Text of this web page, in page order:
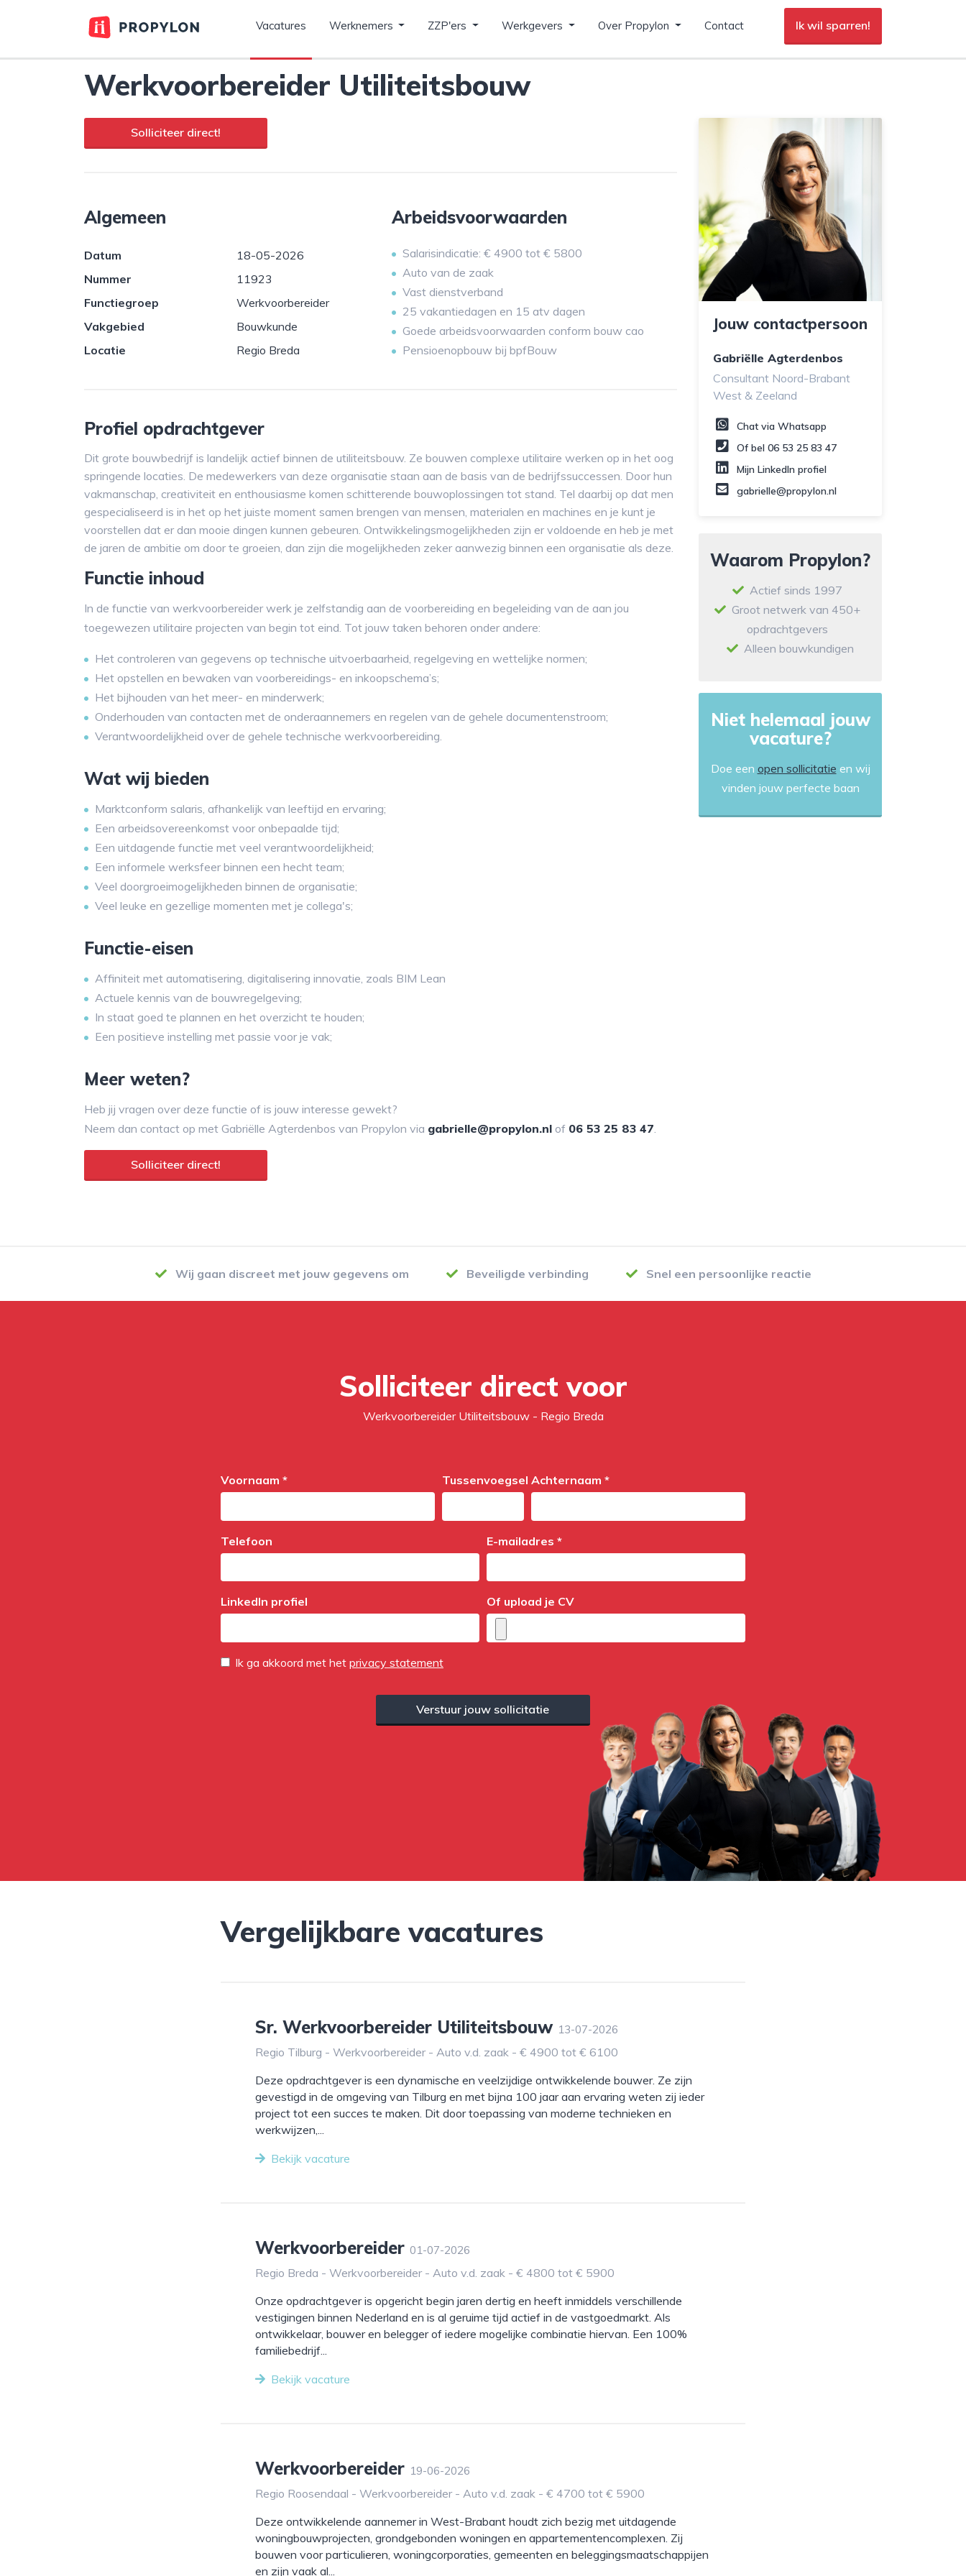
Vacatures Werknemers ZZP'ers Werkgevers Over Propylon Contact Ik wil sparren!
Werkvoorbereider Utiliteitsbouw
Solliciteer direct!
Algemeen
Datum
18-05-2026
Nummer
11923
Functiegroep
Werkvoorbereider
Vakgebied
Bouwkunde
Locatie
Regio Breda
Arbeidsvoorwaarden
Salarisindicatie: € 4900 tot € 5800
Auto van de zaak
Vast dienstverband
25 vakantiedagen en 15 atv dagen
Goede arbeidsvoorwaarden conform bouw cao
Pensioenopbouw bij bpfBouw
Profiel opdrachtgever
Dit grote bouwbedrijf is landelijk actief binnen de utiliteitsbouw. Ze bouwen complexe utilitaire werken op in het oog
springende locaties. De medewerkers van deze organisatie staan aan de basis van de bedrijfssuccessen. Door hun
vakmanschap, creativiteit en enthousiasme komen schitterende bouwoplossingen tot stand. Tel daarbij op dat men
gespecialiseerd is in het op het juiste moment samen brengen van mensen, materialen en machines en je kunt je
voorstellen dat er dan mooie dingen kunnen gebeuren. Ontwikkelingsmogelijkheden zijn er voldoende en heb je met
de jaren de ambitie om door te groeien, dan zijn die mogelijkheden zeker aanwezig binnen een organisatie als deze.
Functie inhoud
In de functie van werkvoorbereider werk je zelfstandig aan de voorbereiding en begeleiding van de aan jou
toegewezen utilitaire projecten van begin tot eind. Tot jouw taken behoren onder andere:
Het controleren van gegevens op technische uitvoerbaarheid, regelgeving en wettelijke normen;
Het opstellen en bewaken van voorbereidings- en inkoopschema’s;
Het bijhouden van het meer- en minderwerk;
Onderhouden van contacten met de onderaannemers en regelen van de gehele documentenstroom;
Verantwoordelijkheid over de gehele technische werkvoorbereiding.
Wat wij bieden
Marktconform salaris, afhankelijk van leeftijd en ervaring;
Een arbeidsovereenkomst voor onbepaalde tijd;
Een uitdagende functie met veel verantwoordelijkheid;
Een informele werksfeer binnen een hecht team;
Veel doorgroeimogelijkheden binnen de organisatie;
Veel leuke en gezellige momenten met je collega's;
Functie-eisen
Affiniteit met automatisering, digitalisering innovatie, zoals BIM Lean
Actuele kennis van de bouwregelgeving;
In staat goed te plannen en het overzicht te houden;
Een positieve instelling met passie voor je vak;
Meer weten?
Heb jij vragen over deze functie of is jouw interesse gewekt?
Neem dan contact op met Gabriëlle Agterdenbos van Propylon via gabrielle@propylon.nl of 06 53 25 83 47.
Solliciteer direct!
Jouw contactpersoon
Gabriëlle Agterdenbos
Consultant Noord-Brabant
West & Zeeland
Chat via Whatsapp
Of bel 06 53 25 83 47
Mijn LinkedIn profiel
gabrielle@propylon.nl
Waarom Propylon?
Actief sinds 1997
Groot netwerk van 450+
opdrachtgevers
Alleen bouwkundigen
Niet helemaal jouw
vacature?
Doe een open sollicitatie en wij
vinden jouw perfecte baan
Wij gaan discreet met jouw gegevens om Beveiligde verbinding Snel een persoonlijke reactie
Solliciteer direct voor
Werkvoorbereider Utiliteitsbouw - Regio Breda
Voornaam * Tussenvoegsel Achternaam *
Telefoon E-mailadres *
LinkedIn profiel Of upload je CV
Ik ga akkoord met het privacy statement
Verstuur jouw sollicitatie
Vergelijkbare vacatures
Sr. Werkvoorbereider Utiliteitsbouw 13-07-2026
Regio Tilburg - Werkvoorbereider - Auto v.d. zaak - € 4900 tot € 6100
Deze opdrachtgever is een dynamische en veelzijdige ontwikkelende bouwer. Ze zijn
gevestigd in de omgeving van Tilburg en met bijna 100 jaar aan ervaring weten zij ieder
project tot een succes te maken. Dit door toepassing van moderne technieken en
werkwijzen,...
Bekijk vacature
Werkvoorbereider 01-07-2026
Regio Breda - Werkvoorbereider - Auto v.d. zaak - € 4800 tot € 5900
Onze opdrachtgever is opgericht begin jaren dertig en heeft inmiddels verschillende
vestigingen binnen Nederland en is al geruime tijd actief in de vastgoedmarkt. Als
ontwikkelaar, bouwer en belegger of iedere mogelijke combinatie hiervan. Een 100%
familiebedrijf...
Bekijk vacature
Werkvoorbereider 19-06-2026
Regio Roosendaal - Werkvoorbereider - Auto v.d. zaak - € 4700 tot € 5900
Deze ontwikkelende aannemer in West-Brabant houdt zich bezig met uitdagende
woningbouwprojecten, grondgebonden woningen en appartementencomplexen. Zij
bouwen voor particulieren, woningcorporaties, gemeenten en beleggingsmaatschappijen
en zijn vaak al...